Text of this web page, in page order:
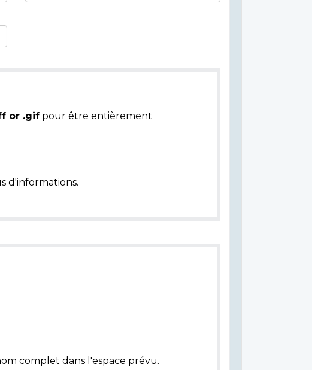
or .gif pour être entièrement
d'informations.
complet dans l'espace prévu.